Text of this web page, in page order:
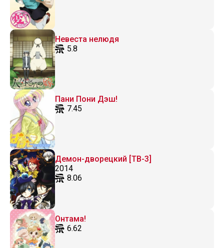
Невеста нелюдя
5.8
Пани Пони Дэш!
7.45
Демон-дворецкий [ТВ-3]
2014
8.06
Онтама!
6.62